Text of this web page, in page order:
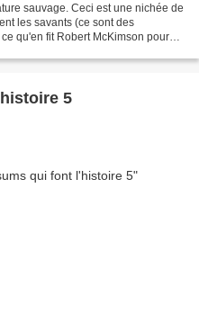
sauvage. Ceci est une nichée de
les savants (ce sont des
qu'en fit Robert McKimson pour
5